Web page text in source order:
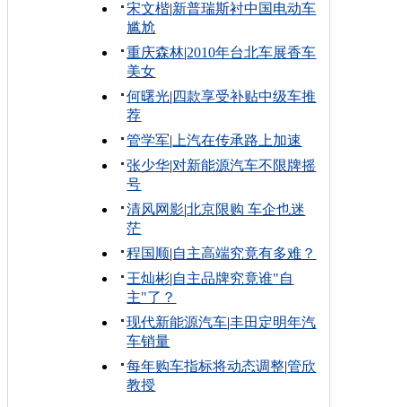
宋文楷|新普瑞斯衬中国电动车
尴尬
重庆森林|2010年台北车展香车
美女
何曙光| 四款享受补贴中级车推
荐
管学军| 上汽在传承路上加速
张少华|对新能源汽车不限牌摇
号
清风网影|北京限购 车企也迷
茫
程国顺|自主高端究竟有多难？
王灿彬|自主品牌究竟谁"自
主"了？
现代新能源汽车|丰田定明年汽
车销量
每年购车指标将动态调整|管欣
教授